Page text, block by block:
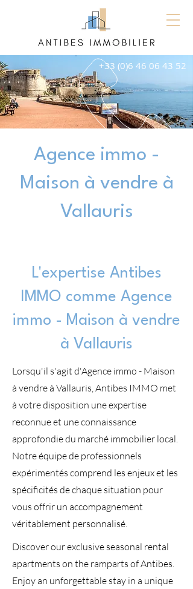
+33 (0)6 46 06 43 52
Agence immo -
Maison à vendre à
Vallauris
L'expertise Antibes
IMMO comme Agence
immo - Maison à vendre
à Vallauris
Lorsqu'il s'agit d'Agence immo - Maison
à vendre à Vallauris, Antibes IMMO met
à votre disposition une expertise
reconnue et une connaissance
approfondie du marché immobilier local.
Notre équipe de professionnels
expérimentés comprend les enjeux et les
spécificités de chaque situation pour
vous offrir un accompagnement
véritablement personnalisé.
Discover our exclusive seasonal rental
apartments on the ramparts of Antibes.
Enjoy an unforgettable stay in a unique